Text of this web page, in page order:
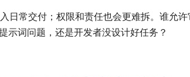
日常交付；权限和责任也会更难拆。谁允
示词问题，还是开发者没设计好任务？